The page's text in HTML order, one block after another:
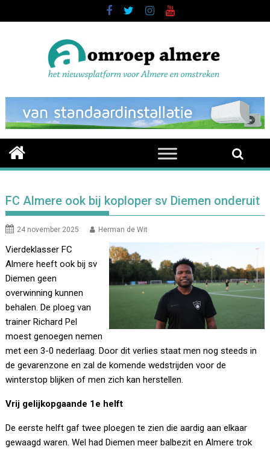
to
FC Almere ook bij koploper sv Diemen onderuit
24 november 2025 Herman de Wit
Vierdeklasser FC
Almere heeft ook bij sv
Diemen geen
overwinning kunnen
behalen. De ploeg van
trainer Richard Pel
moest genoegen nemen
met een 3-0 nederlaag. Door dit verlies staat men nog steeds in
de gevarenzone en zal de komende wedstrijden voor de
winterstop blijken of men zich kan herstellen.
Vrij gelijkopgaande 1e helft
De eerste helft gaf twee ploegen te zien die aardig aan elkaar
gewaagd waren. Wel had Diemen meer balbezit en Almere trok